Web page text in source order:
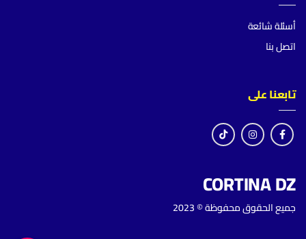
أسئلة شائعة
اتصل بنا
تابعنا على
CORTINA DZ
جميع الحقوق محفوظة © 2023